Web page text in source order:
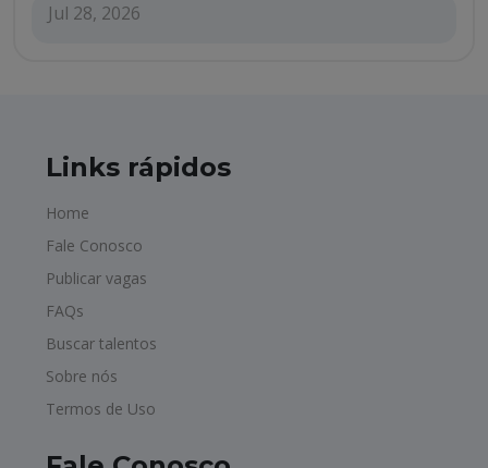
Jul 28, 2026
Links rápidos
Home
Fale Conosco
Publicar vagas
FAQs
Buscar talentos
Sobre nós
Termos de Uso